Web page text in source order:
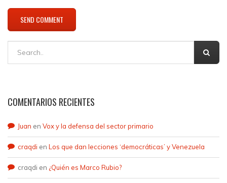
COMENTARIOS RECIENTES
Juan en Vox y la defensa del sector primario
craqdi en Los que dan lecciones ‘democráticas’ y Venezuela
craqdi en ¿Quién es Marco Rubio?